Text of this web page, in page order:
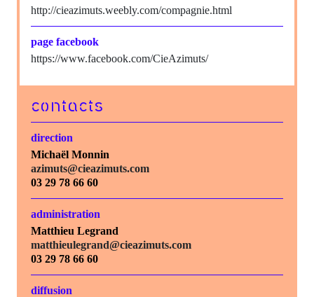
http://cieazimuts.weebly.com/compagnie.html
page facebook
https://www.facebook.com/CieAzimuts/
contacts
direction
Michaël Monnin
azimuts@cieazimuts.com
03 29 78 66 60
administration
Matthieu Legrand
matthieulegrand@cieazimuts.com
03 29 78 66 60
diffusion